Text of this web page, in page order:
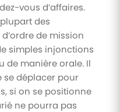
vous d’affaires.
des
de mission
simples injonctions
de manière orale. Il
se déplacer pour
si on se positionne
ne pourra pas